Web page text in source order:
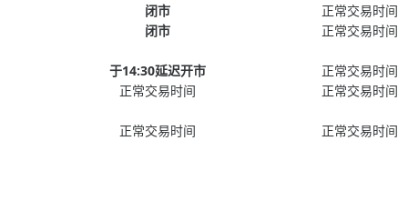
闭市
正常交易时间
闭市
正常交易时间
于14:30延迟开市
正常交易时间
正常交易时间
正常交易时间
正常交易时间 正常交易时间